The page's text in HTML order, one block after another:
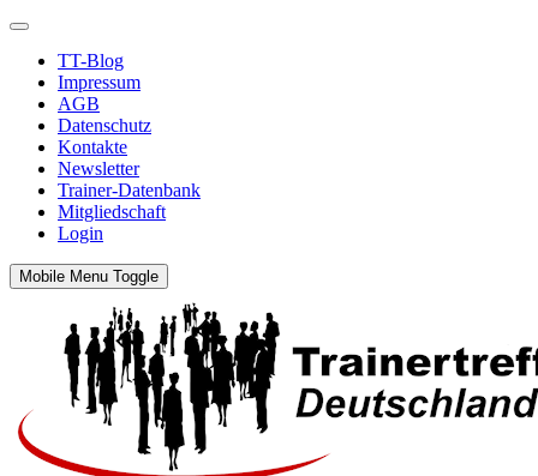
TT-Blog
Impressum
AGB
Datenschutz
Kontakte
Newsletter
Trainer-Datenbank
Mitgliedschaft
Login
Mobile Menu Toggle